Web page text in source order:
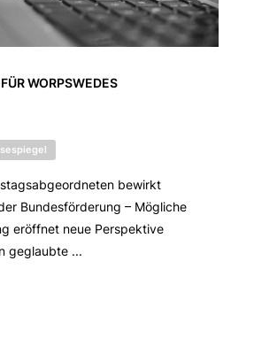
WORPSWEDES
bewirkt
Bundesförderung – Mögliche
eröffnet neue Perspektive
geglaubte ...